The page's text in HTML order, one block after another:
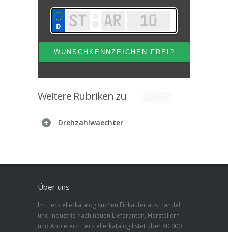
Weitere Rubriken zu
Drehzahlwaechter
Über uns
Im Herstellerkatalog suchen Einkäufer aus Handel
und Industrie nach neuen Lieferanten, Herstellern
und Anbietern Herstellerkatalog listet über 80.000